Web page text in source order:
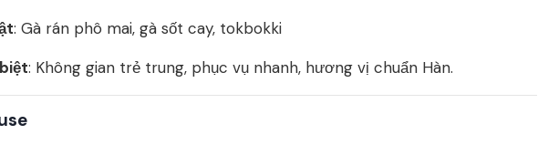
: Gà rán phô mai, gà sốt cay, tokbokki
: Không gian trẻ trung, phục vụ nhanh, hương vị chuẩn Hàn.